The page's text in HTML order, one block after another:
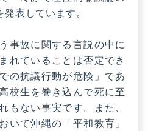
表しています。
事故に関する言説の中に
れていることは否定でき
の抗議行動が危険」であ
校生を巻き込んで死に至
もない事実です。また、
いて沖縄の「平和教育」